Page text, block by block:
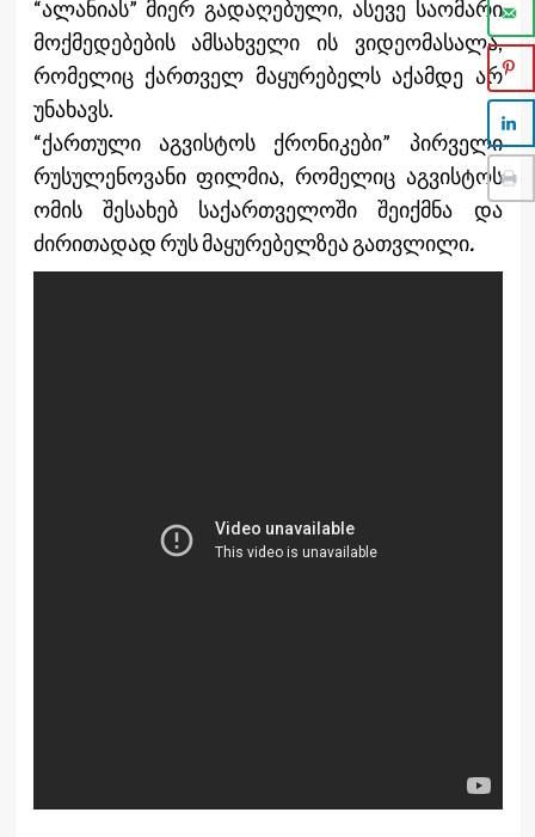
“ალანიას” მიერ გადაღებული, ასევე საომარი
მოქმედებების ამსახველი ის ვიდეომასალა,
რომელიც ქართველ მაყურებელს აქამდე არ
უნახავს.
“ქართული აგვისტოს ქრონიკები” პირველი
რუსულენოვანი ფილმია, რომელიც აგვისტოს
ომის შესახებ საქართველოში შეიქმნა და
ძირითადად რუს მაყურებელზეა გათვლილი.